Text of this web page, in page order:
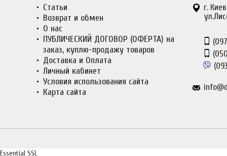
Статьи
Возврат и обмен
О нас
ПУБЛИЧЕСКИЙ ДОГОВОР (ОФЕРТА) на
заказ, куплю-продажу товаров
Доставка и Оплата
Личный кабинет
Условия использования сайта
Карта сайта
г.
Essential SSL